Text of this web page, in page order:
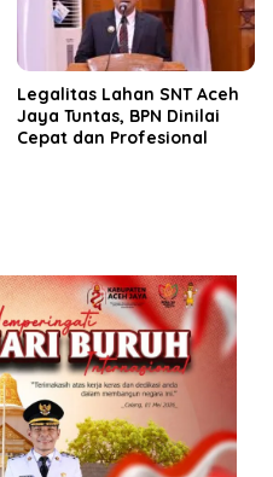
Legalitas Lahan SNT Aceh
Jaya Tuntas, BPN Dinilai
Cepat dan Profesional